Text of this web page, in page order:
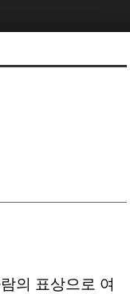
의 표상으로 여